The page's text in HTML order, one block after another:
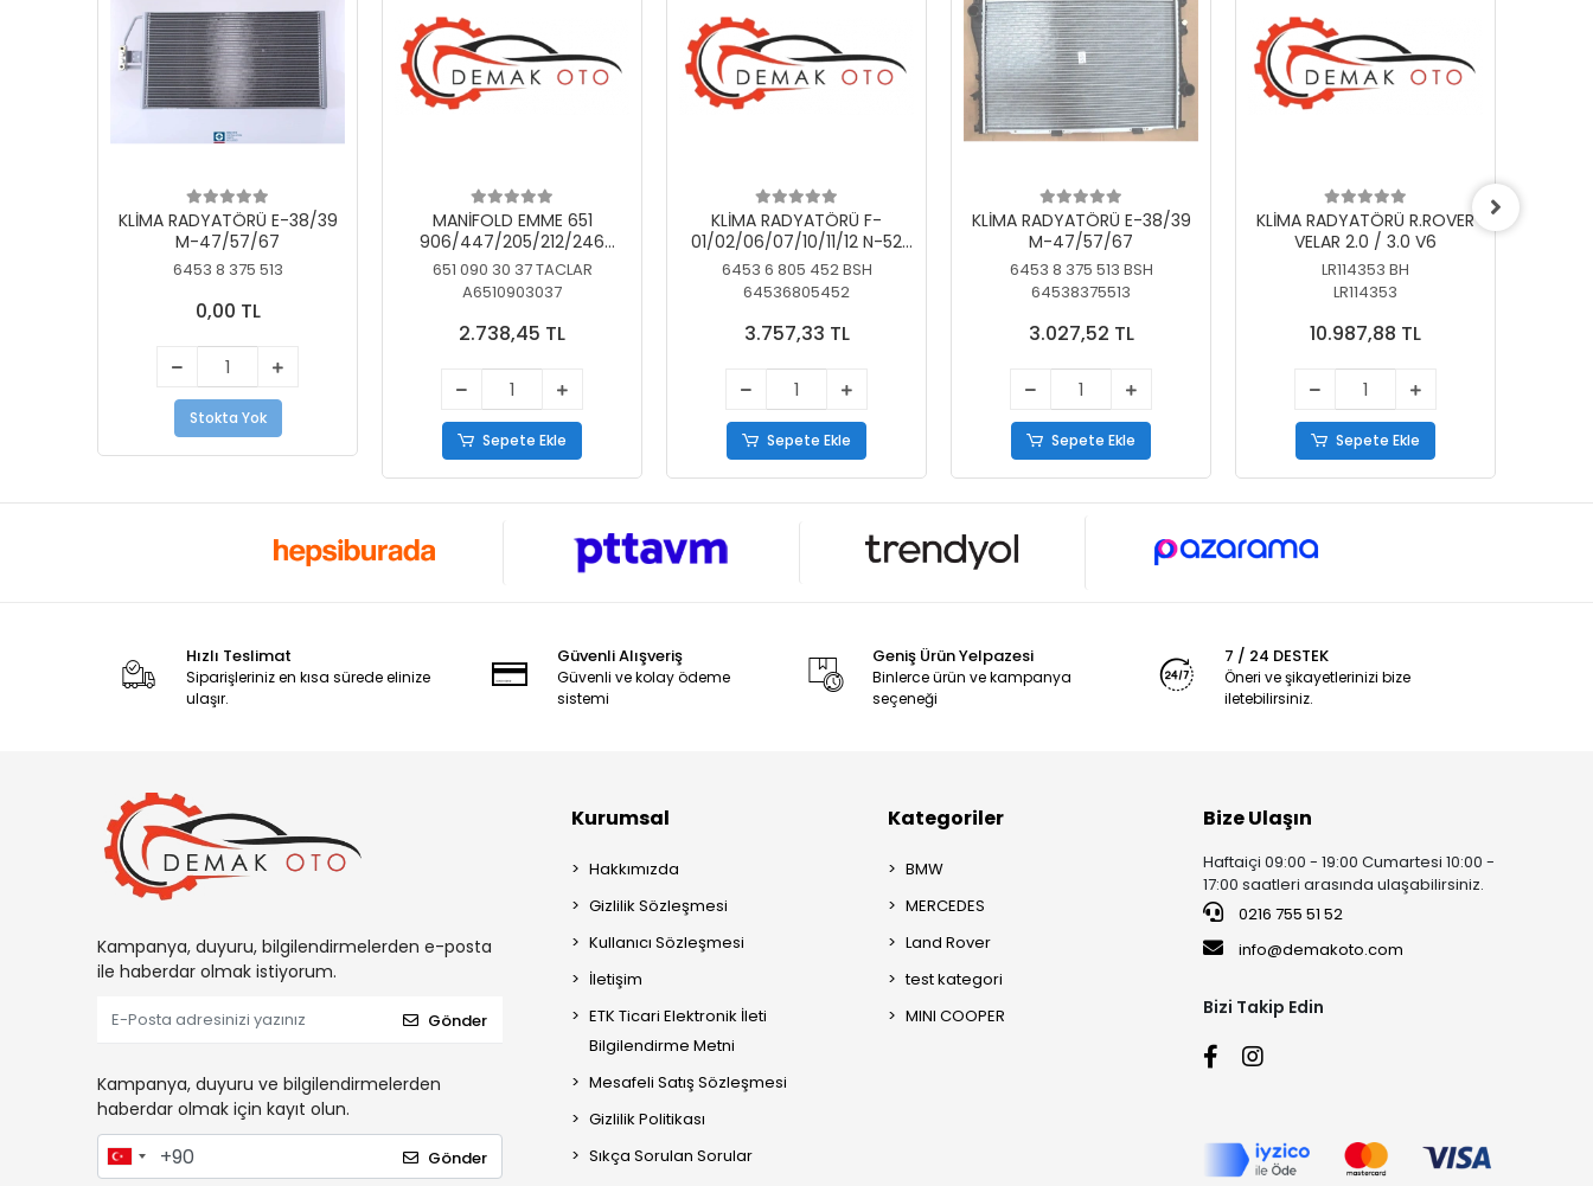
KLİMA RADYATÖRÜ E-38/39
M-47/57/67
6453 8 375 513
0,00 TL
Stokta Yok
MANİFOLD EMME 651
906/447/205/212/246
KELEBEKSİZ
651 090 30 37 TACLAR
A6510903037
2.738,45 TL
Sepete Ekle
KLİMA RADYATÖRÜ F-
01/02/06/07/10/11/12 N-52
N/N-53/57/63
6453 6 805 452 BSH
64536805452
3.757,33 TL
Sepete Ekle
KLİMA RADYATÖRÜ E-38/39
M-47/57/67
6453 8 375 513 BSH
64538375513
3.027,52 TL
Sepete Ekle
KLİMA RADYATÖRÜ R.ROVER
VELAR 2.0 / 3.0 V6
LR114353 BH
LR114353
10.987,88 TL
Sepete Ekle
Hızlı Teslimat
Siparişleriniz en kısa sürede elinize
ulaşır.
Güvenli Alışveriş
Güvenli ve kolay ödeme
sistemi
Geniş Ürün Yelpazesi
Binlerce ürün ve kampanya
seçeneği
7 / 24 DESTEK
Öneri ve şikayetlerinizi bize
iletebilirsiniz.
Kampanya, duyuru, bilgilendirmelerden e-posta
ile haberdar olmak istiyorum.
Gönder
Kampanya, duyuru ve bilgilendirmelerden
haberdar olmak için kayıt olun.
Gönder
Kurumsal
Hakkımızda
Gizlilik Sözleşmesi
Kullanıcı Sözleşmesi
İletişim
ETK Ticari Elektronik İleti
Bilgilendirme Metni
Mesafeli Satış Sözleşmesi
Gizlilik Politikası
Sıkça Sorulan Sorular
Kategoriler
BMW
MERCEDES
Land Rover
test kategori
MINI COOPER
Bize Ulaşın
Haftaiçi 09:00 - 19:00 Cumartesi 10:00 -
17:00 saatleri arasında ulaşabilirsiniz.
0216 755 51 52
info@demakoto.com
Bizi Takip Edin